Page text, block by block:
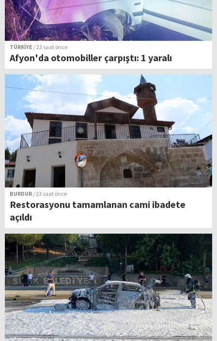
TÜRKİYE / 23 saat önce
Afyon'da otomobiller çarpıştı: 1 yaralı
BURDUR / 23 saat önce
Restorasyonu tamamlanan cami ibadete
açıldı